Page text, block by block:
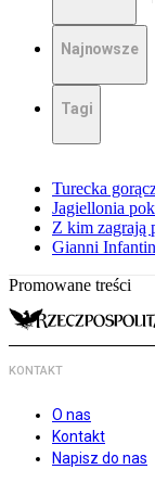
Najnowsze
Tagi
Turecka
Jagiellonia
Z kim zagrają
Gianni
Promowane treści
KONTAKT
O nas
Kontakt
Napisz do nas